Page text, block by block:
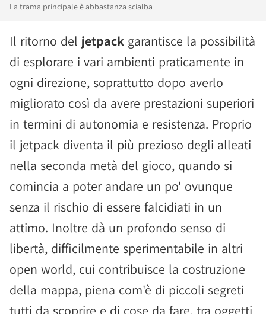
La trama principale è abbastanza scialba
Il ritorno del jetpack garantisce la possibilità
di esplorare i vari ambienti praticamente in
ogni direzione, soprattutto dopo averlo
migliorato così da avere prestazioni superiori
in termini di autonomia e resistenza. Proprio
il jetpack diventa il più prezioso degli alleati
nella seconda metà del gioco, quando si
comincia a poter andare un po' ovunque
senza il rischio di essere falcidiati in un
attimo. Inoltre dà un profondo senso di
libertà, difficilmente sperimentabile in altri
open world, cui contribuisce la costruzione
della mappa, piena com'è di piccoli segreti
tutti da scoprire e di cose da fare, tra oggetti